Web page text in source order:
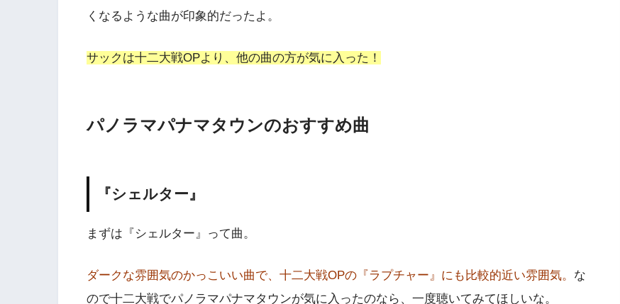
くなるような曲が印象的だったよ。
サックは十二大戦OPより、他の曲の方が気に入った！
パノラマパナマタウンのおすすめ曲
『シェルター』
まずは『シェルター』って曲。
ダークな雰囲気のかっこいい曲で、十二大戦OPの『ラプチャー』にも比較的近い雰囲気。 な
ので十二大戦でパノラマパナマタウンが気に入ったのなら、一度聴いてみてほしいな。